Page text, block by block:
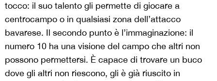
tocco: il suo talento gli permette di giocare a
centrocampo o in qualsiasi zona dell’attacco
bavarese. Il secondo punto è l’immaginazione: il
numero 10 ha una visione del campo che altri non
possono permettersi. È capace di trovare un buco
dove gli altri non riescono, gli è già riuscito in